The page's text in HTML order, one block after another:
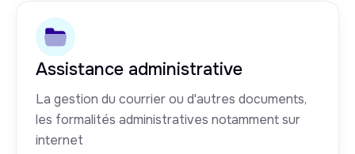
Assistance administrative
La gestion du courrier ou d'autres documents,
les formalités administratives notamment sur
internet